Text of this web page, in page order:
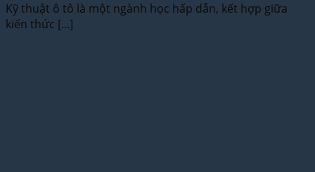
Kỹ thuật ô tô là một ngành học hấp dẫn, kết hợp giữa
kiến thức [...]